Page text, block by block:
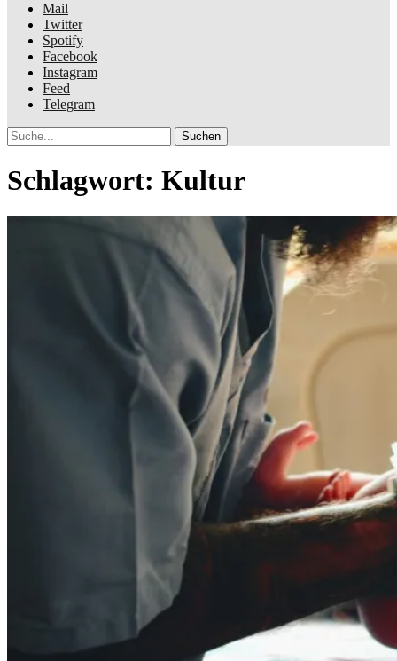
Mail
Twitter
Spotify
Facebook
Instagram
Feed
Telegram
Suche
Schlagwort: Kultur